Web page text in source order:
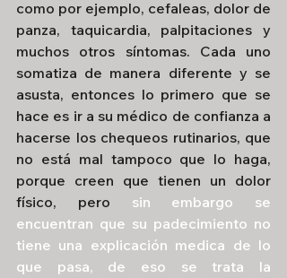
como por ejemplo, cefaleas, dolor de
panza, taquicardia, palpitaciones y
muchos otros síntomas. Cada uno
somatiza de manera diferente y se
asusta, entonces lo primero que se
hace es ir a su médico de confianza a
hacerse los chequeos rutinarios, que
no está mal tampoco que lo haga,
porque creen que tienen un dolor
físico, pero sin embargo se
encuentran que su padecimiento no
tiene una explicación medica de lo
que pasa, de eso se trata la